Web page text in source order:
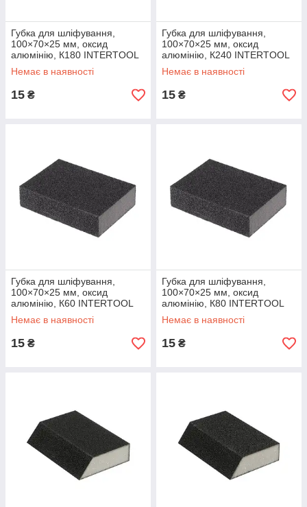
Губка для шліфування,
100×70×25 мм, оксид
алюмінію, К180 INTERTOOL
HT-0918
Немає в наявності
15 ₴
Губка для шліфування,
100×70×25 мм, оксид
алюмінію, К240 INTERTOOL
HT-0924
Немає в наявності
15 ₴
Губка для шліфування,
100×70×25 мм, оксид
алюмінію, К60 INTERTOOL
HT-0906
Немає в наявності
15 ₴
Губка для шліфування,
100×70×25 мм, оксид
алюмінію, К80 INTERTOOL
HT-0908
Немає в наявності
15 ₴